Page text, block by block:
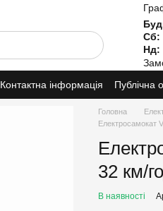
Сб:
Нд:
Контактна інформація Публічна
Головна
Електросамокат
32 км/
В наявності